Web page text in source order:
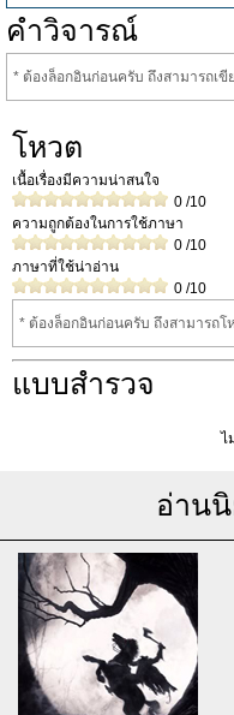
คำวิจารณ์
* ต้องล็อกอินก่อนครับ ถึงสามารถเ
โหวต
เนื้อเรื่องมีความน่าสนใจ
0 /10
ความถูกต้องในการใช้ภาษา
0 /10
ภาษาที่ใช้น่าอ่าน
0 /10
* ต้องล็อกอินก่อนครับ ถึงสามารถโ
แบบสำรวจ
ไ
อ่าน